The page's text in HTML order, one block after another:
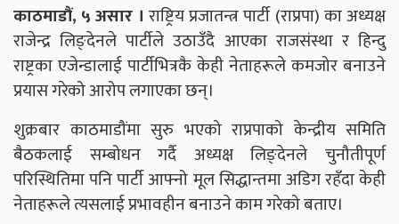
काठमाडौं, ५ असार । राष्ट्रिय प्रजातन्त्र पार्टी (राप्रपा) का अध्यक्ष
राजेन्द्र लिङ्देनले पार्टीले उठाउँदै आएका राजसंस्था र हिन्दु
राष्ट्रका एजेन्डालाई पार्टीभित्रकै केही नेताहरूले कमजोर बनाउने
प्रयास गरेको आरोप लगाएका छन्।
शुक्रबार काठमाडौंमा सुरु भएको राप्रपाको केन्द्रीय समिति
बैठकलाई सम्बोधन गर्दै अध्यक्ष लिङ्देनले चुनौतीपूर्ण
परिस्थितिमा पनि पार्टी आफ्नो मूल सिद्धान्तमा अडिग रहँदा केही
नेताहरूले त्यसलाई प्रभावहीन बनाउने काम गरेको बताए।